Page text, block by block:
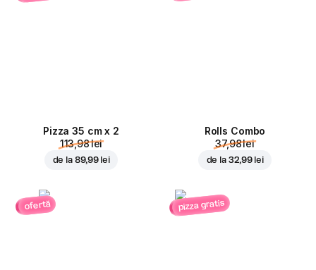
Pizza 35 cm x 2
113,98 lei
de la 89,99 lei
Rolls Combo
37,98 lei
de la 32,99 lei
ofertă pizza gratis